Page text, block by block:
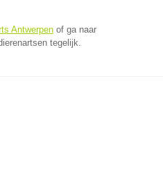
Antwerpenof ga naar
tegelijk.